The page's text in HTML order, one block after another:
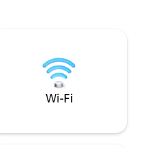
) -
ถ 2
Wi-Fi